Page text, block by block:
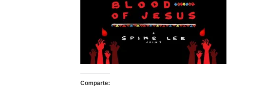
Comparte: